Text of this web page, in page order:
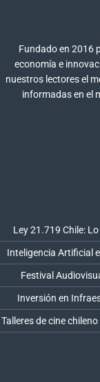
Fundado en 2016
economía e
nuestros lectores el
informadas en el
Ley 21.719 Chile:
Inteligencia Artificial
Festival
Inversión en
Talleres de cine